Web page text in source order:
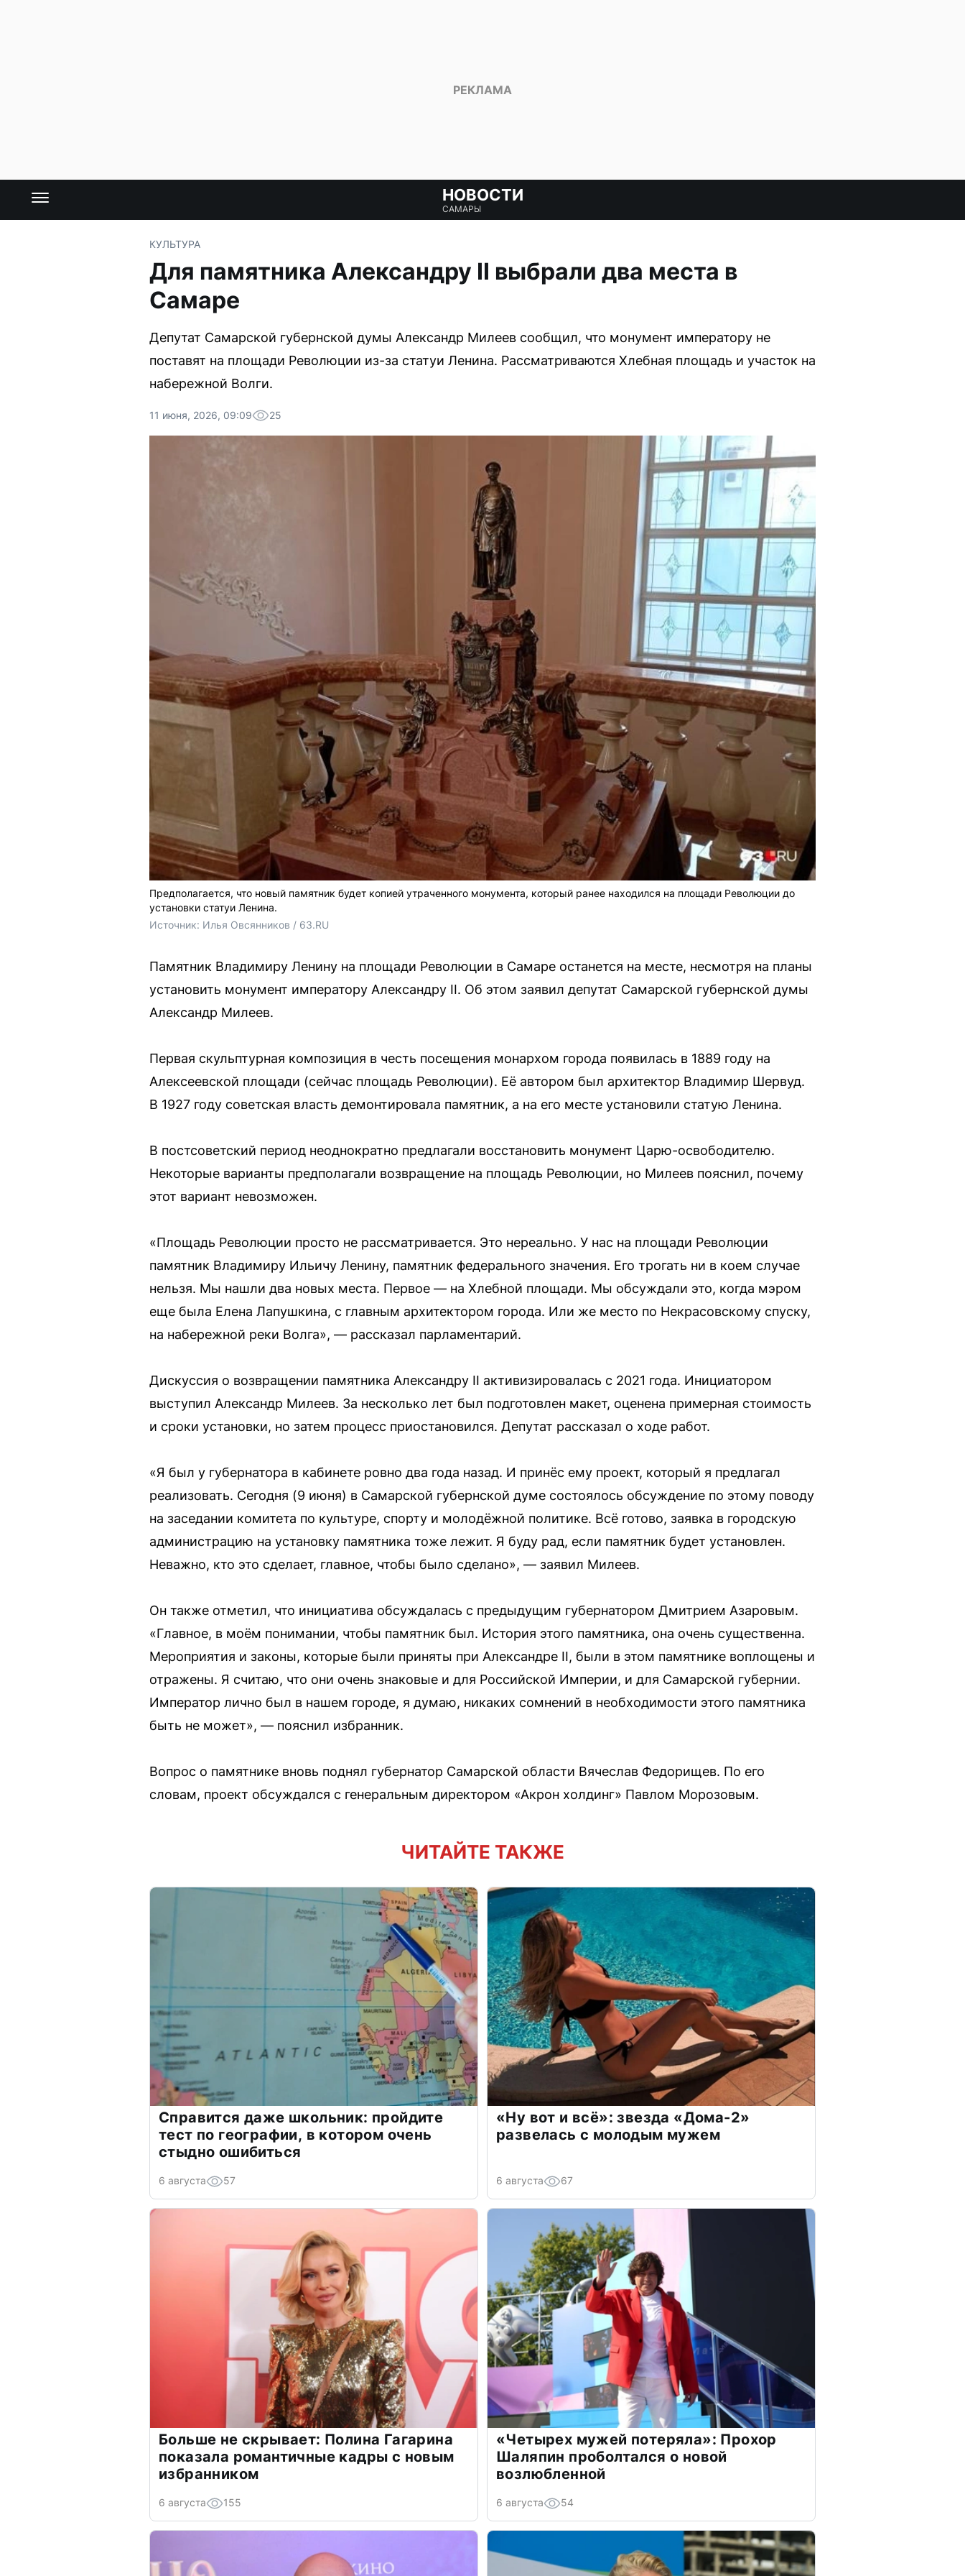
НОВОСТИ
САМАРЫ
КУЛЬТУРА
Для памятника Александру II выбрали два места в
Самаре
Депутат Самарской губернской думы Александр Милеев сообщил, что монумент императору не
поставят на площади Революции из-за статуи Ленина. Рассматриваются Хлебная площадь и участок на
набережной Волги.
11 июня, 2026, 09:09 25
Предполагается, что новый памятник будет копией утраченного монумента, который ранее находился на площади Революции до
установки статуи Ленина.
Источник: Илья Овсянников / 63.RU
Памятник Владимиру Ленину на площади Революции в Самаре останется на месте, несмотря на планы
установить монумент императору Александру II. Об этом заявил депутат Самарской губернской думы
Александр Милеев.
Первая скульптурная композиция в честь посещения монархом города появилась в 1889 году на
Алексеевской площади (сейчас площадь Революции). Её автором был архитектор Владимир Шервуд.
В 1927 году советская власть демонтировала памятник, а на его месте установили статую Ленина.
В постсоветский период неоднократно предлагали восстановить монумент Царю-освободителю.
Некоторые варианты предполагали возвращение на площадь Революции, но Милеев пояснил, почему
этот вариант невозможен.
«Площадь Революции просто не рассматривается. Это нереально. У нас на площади Революции
памятник Владимиру Ильичу Ленину, памятник федерального значения. Его трогать ни в коем случае
нельзя. Мы нашли два новых места. Первое — на Хлебной площади. Мы обсуждали это, когда мэром
еще была Елена Лапушкина, с главным архитектором города. Или же место по Некрасовскому спуску,
на набережной реки Волга», — рассказал парламентарий.
Дискуссия о возвращении памятника Александру II активизировалась с 2021 года. Инициатором
выступил Александр Милеев. За несколько лет был подготовлен макет, оценена примерная стоимость
и сроки установки, но затем процесс приостановился. Депутат рассказал о ходе работ.
«Я был у губернатора в кабинете ровно два года назад. И принёс ему проект, который я предлагал
реализовать. Сегодня (9 июня) в Самарской губернской думе состоялось обсуждение по этому поводу
на заседании комитета по культуре, спорту и молодёжной политике. Всё готово, заявка в городскую
администрацию на установку памятника тоже лежит. Я буду рад, если памятник будет установлен.
Неважно, кто это сделает, главное, чтобы было сделано», — заявил Милеев.
Он также отметил, что инициатива обсуждалась с предыдущим губернатором Дмитрием Азаровым.
«Главное, в моём понимании, чтобы памятник был. История этого памятника, она очень существенна.
Мероприятия и законы, которые были приняты при Александре II, были в этом памятнике воплощены и
отражены. Я считаю, что они очень знаковые и для Российской Империи, и для Самарской губернии.
Император лично был в нашем городе, я думаю, никаких сомнений в необходимости этого памятника
быть не может», — пояснил избранник.
Вопрос о памятнике вновь поднял губернатор Самарской области Вячеслав Федорищев. По его
словам, проект обсуждался с генеральным директором «Акрон холдинг» Павлом Морозовым.
ЧИТАЙТЕ ТАКЖЕ
Справится даже школьник: пройдите
тест по географии, в котором очень
стыдно ошибиться
6 августа 57
«Ну вот и всё»: звезда «Дома-2»
развелась с молодым мужем
6 августа 67
Больше не скрывает: Полина Гагарина
показала романтичные кадры с новым
избранником
6 августа 155
«Четырех мужей потеряла»: Прохор
Шаляпин проболтался о новой
возлюбленной
6 августа 54